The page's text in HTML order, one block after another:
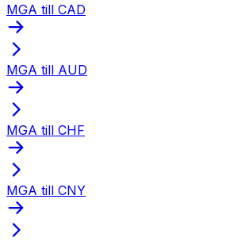
MGA till CAD
MGA till AUD
MGA till CHF
MGA till CNY